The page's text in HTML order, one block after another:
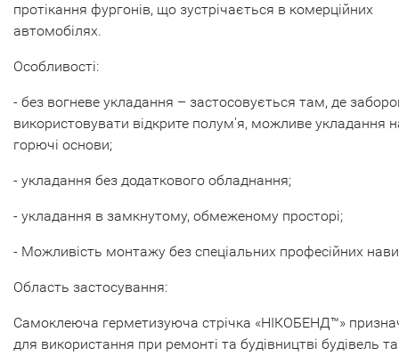
протікання фургонів, що зустрічається в комерційних
автомобілях.
Особливості:
- без вогневе укладання – застосовується там, де
використовувати відкрите полум'я, можливе укладання
горючі основи;
- укладання без додаткового обладнання;
- укладання в замкнутому, обмеженому просторі;
- Можливість монтажу без спеціальних професійних
Область застосування:
Самоклеюча герметизуюча стрічка «НІКОБЕНД™»
для використання при ремонті та будівництві будівель та